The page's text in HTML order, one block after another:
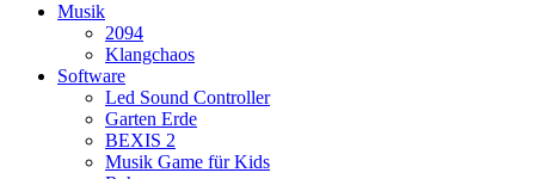
Musik
2094
Klangchaos
Software
Led Sound Controller
Garten Erde
BEXIS 2
Musik Game für Kids